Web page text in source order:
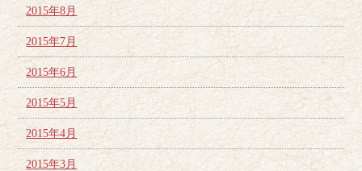
2015年8月
2015年7月
2015年6月
2015年5月
2015年4月
2015年3月